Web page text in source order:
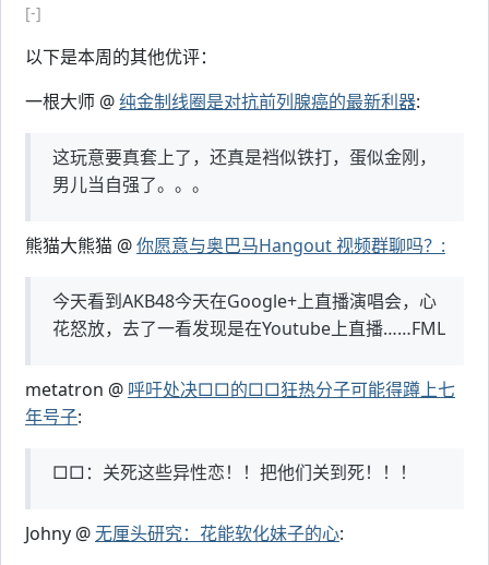
[-]
以下是本周的其他优评：
一根大师 @纯金制线圈是对抗前列腺癌的最新利器:
这玩意要真套上了，还真是裆似铁打，蛋似金刚，
男儿当自强了。。。
熊猫大熊猫 @你愿意与奥巴马Hangout 视频群聊吗？:
今天看到AKB48今天在Google+上直播演唱会，心
花怒放，去了一看发现是在Youtube上直播……FML
metatron @ 呼吁处决□□的□□狂热分子可能得蹲上七
年号子:
□□：关死这些异性恋！！把他们关到死！！！
Johny @无厘头研究：花能软化妹子的心: